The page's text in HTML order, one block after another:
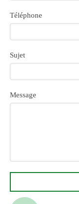
Téléphone
Sujet
Message